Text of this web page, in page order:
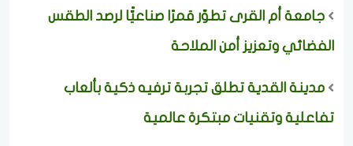
جامعة أم القرى تطوّر قمرًا صناعيًّا لرصد الطقس
الفضائي وتعزيز أمن الملاحة
مدينة القدية تطلق تجربة ترفيه ذكية بألعاب
تفاعلية وتقنيات مبتكرة عالمية